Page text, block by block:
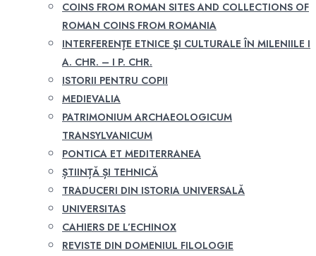
COINS FROM ROMAN SITES AND COLLECTIONS OF
ROMAN COINS FROM ROMANIA
INTERFERENŢE ETNICE ŞI CULTURALE ÎN MILENIILE I
A. CHR. – I P. CHR.
ISTORII PENTRU COPII
MEDIEVALIA
PATRIMONIUM ARCHAEOLOGICUM
TRANSYLVANICUM
PONTICA ET MEDITERRANEA
ȘTIINȚĂ ȘI TEHNICĂ
TRADUCERI DIN ISTORIA UNIVERSALĂ
UNIVERSITAS
CAHIERS DE L’ECHINOX
REVISTE DIN DOMENIUL FILOLOGIE